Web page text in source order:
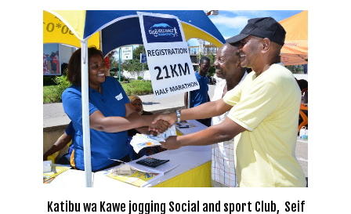
Katibu wa Kawe jogging Social and sport Club, Seif